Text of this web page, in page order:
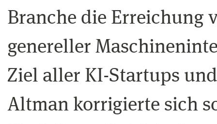
Branche die Erreichung
genereller
Ziel aller KI-Startups
Altman korrigierte sich